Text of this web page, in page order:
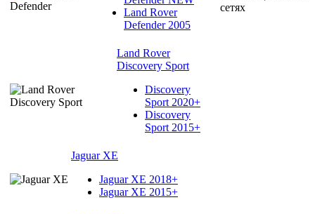
Land Rover
Defender 2005
Land Rover
Discovery Sport
Discovery
Sport 2020+
Discovery
Sport 2015+
Jaguar XE
Jaguar XE 2018+
Jaguar XE 2015+
сетях